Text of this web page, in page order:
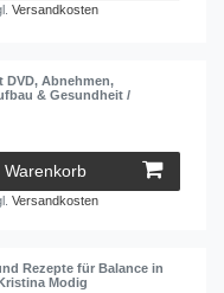
Versandkosten
DVD, Abnehmen,
& Gesundheit /
Warenkorb
Versandkosten
Rezepte für Balance in
Modig